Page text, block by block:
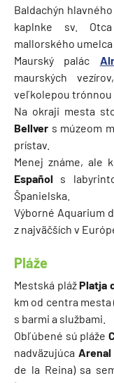
Baldachýn
kaplnke sv.
mallorského umelca
Maurský palác
maurských
veľkolepou trónnou
Na okraji mesta
Bellver s múzeom
prístav.
Menej známe, ale
Español s
Španielska.
Výborné Aquarium
z najväčších v
Pláže
Mestská plážPlatja
km od centra
s barmi a službami.
Obľúbené sú pláže
nadväzujúca
de la Reina) sa